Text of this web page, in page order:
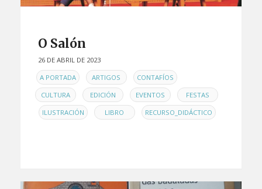
O Salón
26 DE ABRIL DE 2023
ENA PORTADA , ARTIGOS , CONTAFÍOS ,
CULTURA , EDICIÓN , EVENTOS ,
FESTAS
ILUSTRACIÓN , LIBRO , RECURSO_DIDÁCTICO